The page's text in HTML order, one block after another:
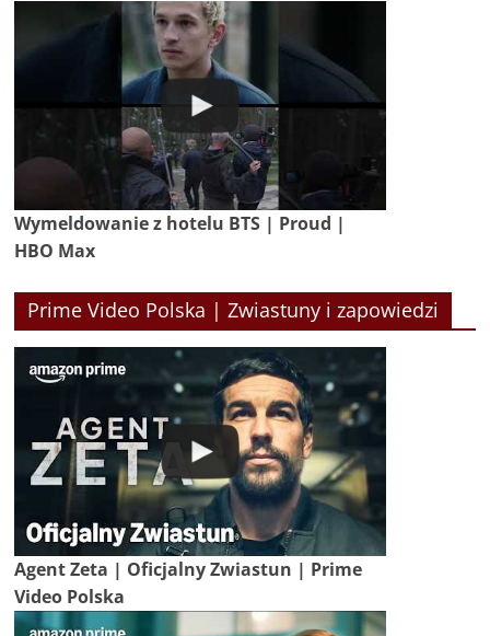
Wymeldowanie z hotelu BTS | Proud |
HBO Max
Prime Video Polska | Zwiastuny i zapowiedzi
Agent Zeta | Oficjalny Zwiastun | Prime
Video Polska